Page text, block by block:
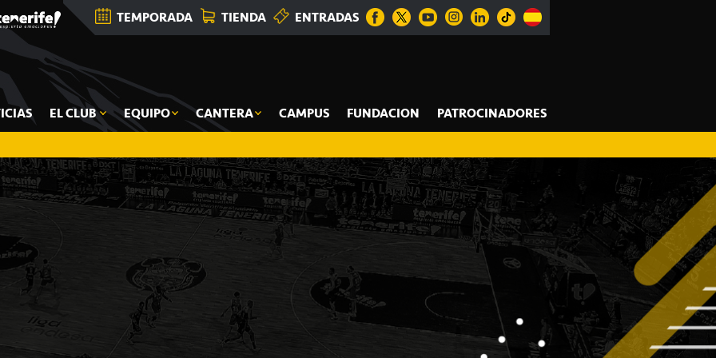
TEMPORADA TIENDA ENTRADAS
EL CLUB EQUIPO CANTERA CAMPUS FUNDACION PATROCINADORES